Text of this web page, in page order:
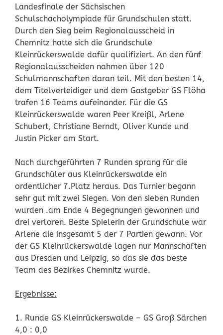
Landesfinale der Sächsischen
Schulschacholympiade für Grundschulen statt.
Durch den Sieg beim Regionalausscheid in
Chemnitz hatte sich die Grundschule
Kleinrückerswalde dafür qualifiziert. An den fünf
Regionalausscheiden nahmen über 120
Schulmannschaften daran teil. Mit den besten 14,
dem Titelverteidiger und dem Gastgeber GS Flöha
trafen 16 Teams aufeinander. Für die GS
Kleinrückerswalde waren Peer Kreißl, Arlene
Schubert, Christiane Berndt, Oliver Kunde und
Justin Picker am Start.
Nach durchgeführten 7 Runden sprang für die
Grundschüler aus Kleinrückerswalde ein
ordentlicher 7.Platz heraus. Das Turnier begann
sehr gut mit zwei Siegen. Von den sieben Runden
wurden .am Ende 4 Begegnungen gewonnen und
drei verloren. Beste Spielerin der Grundschule war
Arlene die insgesamt 5 der 7 Partien gewann. Vor
der GS Kleinrückerswalde lagen nur Mannschaften
aus Dresden und Leipzig, so das sie das beste
Team des Bezirkes Chemnitz wurde.
Ergebnisse:
1. Runde GS Kleinrückerswalde – GS Groß Särchen
4,0 : 0,0